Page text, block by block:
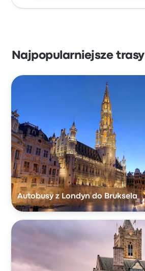
Najpopularniejsze
Autobusy z Londyn do Bruksela